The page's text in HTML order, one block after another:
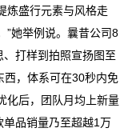
炼盛行元素与风格走
”她举例说。曩昔公司8
打样到拍照宣扬图至
西，体系可在30秒内免
化后，团队月均上新量
品销量乃至超越1万